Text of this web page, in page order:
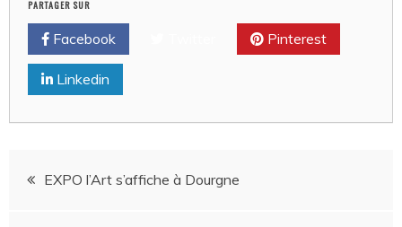
PARTAGER SUR
Facebook Pinterest
Linkedin
Navigation
EXPO l’Art s’affiche à Dourgne